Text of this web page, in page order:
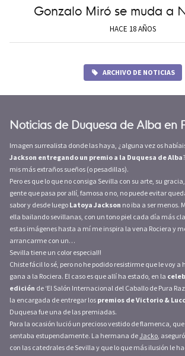
Gonzalo Miró se muda a
HACE 18 AÑOS
ARCHIVO DE NOTICIAS
Noticias de Duquesa de Alba en
Imagen surrealista donde las haya, ¿alguna vez os
Jackson entregando un premio a la Duquesa de Alba
mis más extraños sueños (o pesadillas).
Pero es que lo que no consiga Sevilla con su arte, su
gente que pasa por allí, famosa o no, no puede evitar
sabor y desde luego Latoya Jackson no iba a ser menos.
ella bailando sevillanas, con un tono piel cada día más
estas imágenes hasta a mí me inspira la vena Rociera y
arrancarme con un…
Sevilla tiene un color especial!!
Chiste fácil lo sé, pero no he podido resistirme que le voy
gana a la Rociera. El caso es que allí ha estado, en la
edición de ‘El Salón Internacional del Caballo de Pura
la encargada de entregar los premios de Victorio &
Duquesa fue una de las premiadas.
Para la ocasión lució un precioso vestido de flamenca,
sentaba estupendamente. La hermana de Jacko,
con las catedrales de Sevilla y que lo que más ilusión le